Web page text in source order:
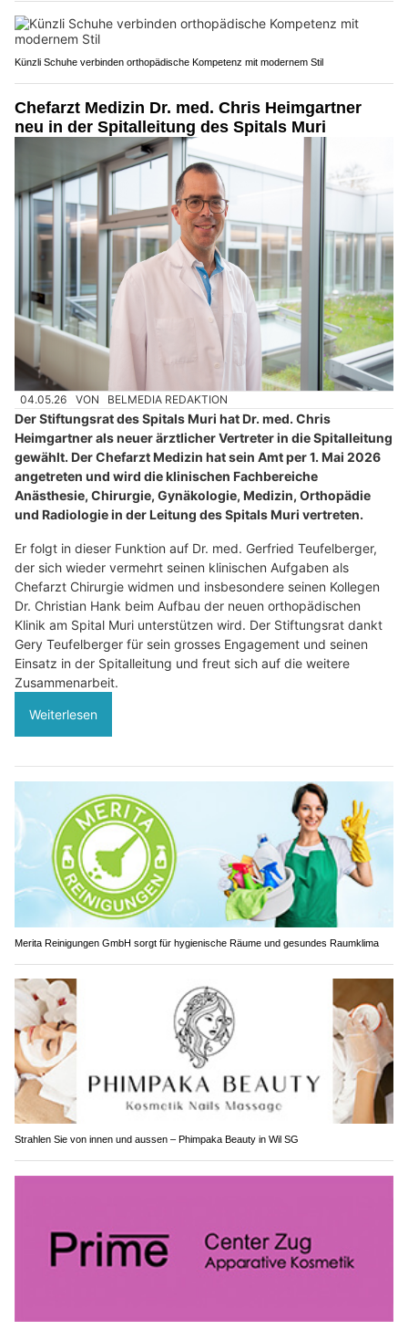
Künzli Schuhe verbinden orthopädische Kompetenz mit modernem Stil
Chefarzt Medizin Dr. med. Chris Heimgartner
neu in der Spitalleitung des Spitals Muri
04.05.26 VON BELMEDIA REDAKTION
Der Stiftungsrat des Spitals Muri hat Dr. med. Chris
Heimgartner als neuer ärztlicher Vertreter in die Spitalleitung
gewählt. Der Chefarzt Medizin hat sein Amt per 1. Mai 2026
angetreten und wird die klinischen Fachbereiche
Anästhesie, Chirurgie, Gynäkologie, Medizin, Orthopädie
und Radiologie in der Leitung des Spitals Muri vertreten.
Er folgt in dieser Funktion auf Dr. med. Gerfried Teufelberger,
der sich wieder vermehrt seinen klinischen Aufgaben als
Chefarzt Chirurgie widmen und insbesondere seinen Kollegen
Dr. Christian Hank beim Aufbau der neuen orthopädischen
Klinik am Spital Muri unterstützen wird. Der Stiftungsrat dankt
Gery Teufelberger für sein grosses Engagement und seinen
Einsatz in der Spitalleitung und freut sich auf die weitere
Zusammenarbeit.
Weiterlesen
Merita Reinigungen GmbH sorgt für hygienische Räume und gesundes Raumklima
Strahlen Sie von innen und aussen – Phimpaka Beauty in Wil SG